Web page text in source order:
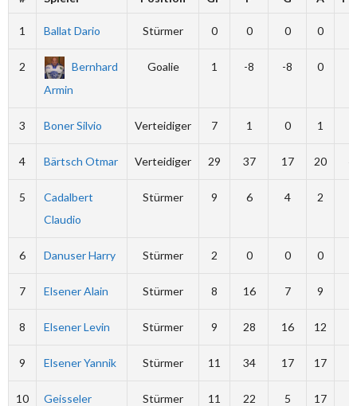
1 Ballat Dario Stürmer 0 0 0 0
2
Bernhard
Armin
Goalie 1 -8 -8 0
3 Boner Silvio Verteidiger 7 1 0 1
4 Bärtsch Otmar Verteidiger 29 37 17 20
5
Cadalbert
Claudio
Stürmer 9 6 4 2
6 Danuser Harry Stürmer 2 0 0 0
7 Elsener Alain Stürmer 8 16 7 9
8 Elsener Levin Stürmer 9 28 16 12
9 Elsener Yannik Stürmer 11 34 17 17
10
Geisseler
Stürmer 11 22 5 17